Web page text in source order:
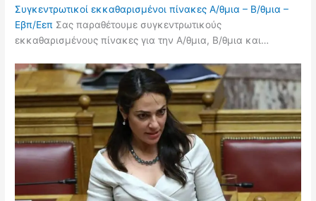
Συγκεντρωτικοί εκκαθαρισμένοι πίνακες Α/θμια – Β/θμια –
Εβπ/Εεπ Σας παραθέτουμε συγκεντρωτικούς
εκκαθαρισμένους πίνακες για την Α/θμια, Β/θμια και…